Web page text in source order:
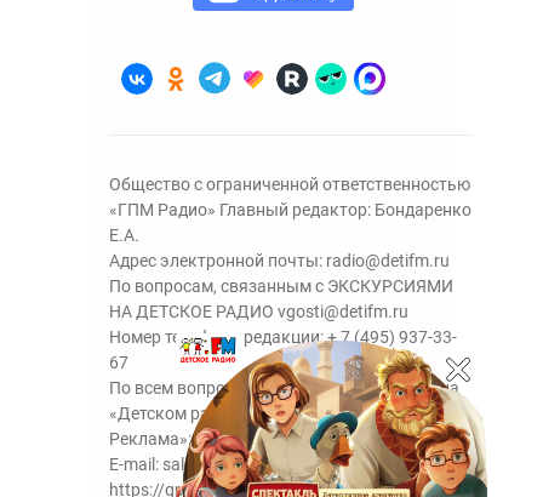
Общество с ограниченной ответственностью
«ГПМ Радио» Главный редактор: Бондаренко
Е.А.
Адрес электронной почты: radio@detifm.ru
По вопросам, связанным с ЭКСКУРСИЯМИ
НА ДЕТСКОЕ РАДИО vgosti@detifm.ru
Номер телефона редакции:+ 7 (495) 937-33-
67
По всем вопросам размещения рекламы на
«Детском радио» - сейлз-хаус «ГПМ
Реклама»:+7 (495) 921-40-41
E-mail: sales@gazprom-media.ru
https://gpmsaleshouse.ru/